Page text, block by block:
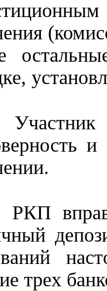
Участник
РКП
трех